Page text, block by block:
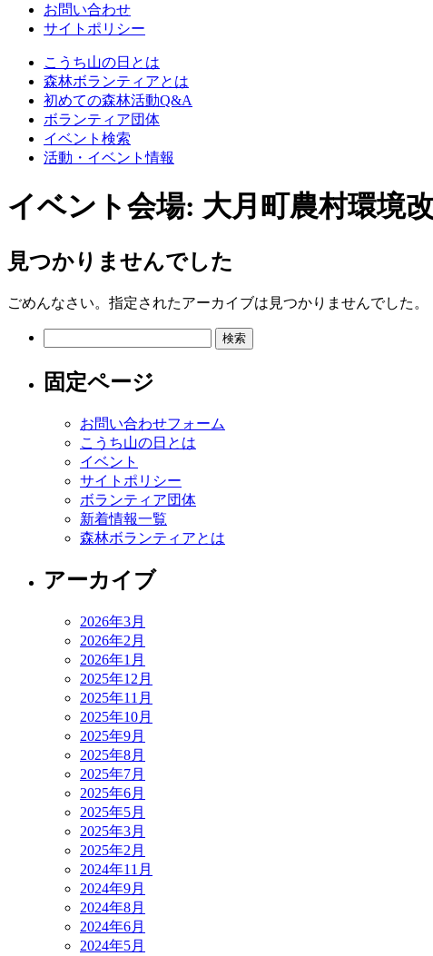
お問い合わせ
サイトポリシー
こうち山の日とは
森林ボランティアとは
初めての森林活動Q&A
ボランティア団体
イベント検索
活動・イベント情報
イベント会場: 大月町農村環境
見つかりませんでした
ごめんなさい。指定されたアーカイブは見つかりませんでした。
固定ページ
お問い合わせフォーム
こうち山の日とは
イベント
サイトポリシー
ボランティア団体
新着情報一覧
森林ボランティアとは
アーカイブ
2026年3月
2026年2月
2026年1月
2025年12月
2025年11月
2025年10月
2025年9月
2025年8月
2025年7月
2025年6月
2025年5月
2025年3月
2025年2月
2024年11月
2024年9月
2024年8月
2024年6月
2024年5月